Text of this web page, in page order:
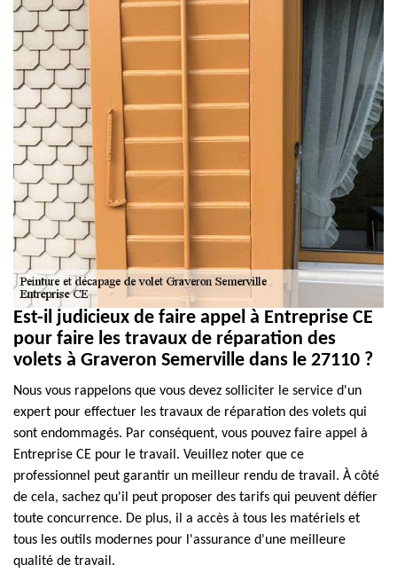
Est-il judicieux de faire appel à Entreprise CE
pour faire les travaux de réparation des
volets à Graveron Semerville dans le 27110 ?
Nous vous rappelons que vous devez solliciter le service d'un
expert pour effectuer les travaux de réparation des volets qui
sont endommagés. Par conséquent, vous pouvez faire appel à
Entreprise CE pour le travail. Veuillez noter que ce
professionnel peut garantir un meilleur rendu de travail. À côté
de cela, sachez qu'il peut proposer des tarifs qui peuvent défier
toute concurrence. De plus, il a accès à tous les matériels et
tous les outils modernes pour l'assurance d'une meilleure
qualité de travail.